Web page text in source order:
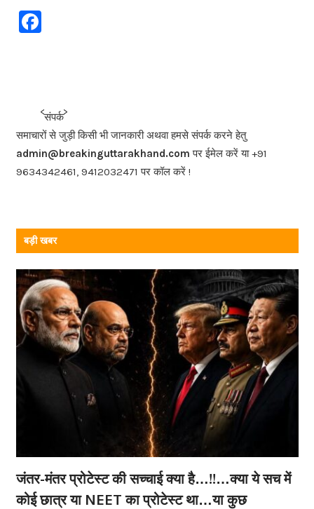
F
b
o
o
k
संपर्क
समाचारों से जुड़ी किसी भी जानकारी अथवा हमसे संपर्क करने हेतु
admin@breakinguttarakhand.com पर ईमेल करें या +91
9634342461, 9412032471 पर कॉल करें !
बड़ी खबर
जंतर-मंतर प्रोटेस्ट की सच्चाई क्या है…!!…क्या ये सच में
कोई छात्र या NEET का प्रोटेस्ट था…या कुछ